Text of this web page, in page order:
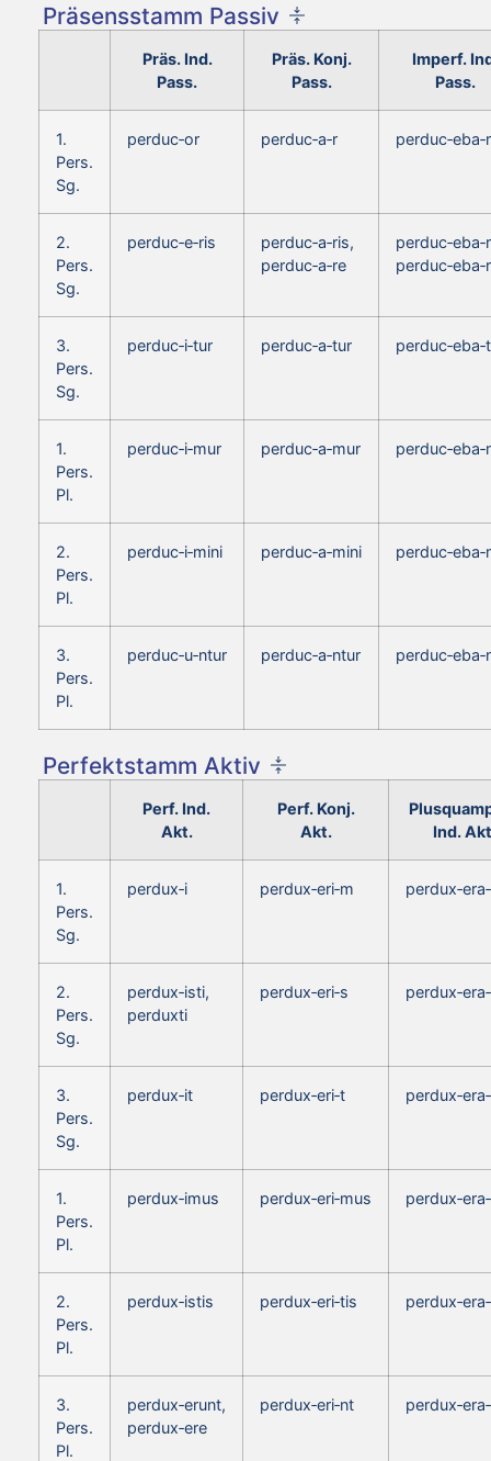
Präsensstamm Passiv
Präs. Ind.
Pass.
Präs. Konj.
Pass.
Imperf.
Pass.
1.
Pers.
Sg.
perduc‑or perduc‑a‑r perduc‑eba‑r
2.
Pers.
Sg.
perduc‑e‑ris
perduc‑a‑ris,
perduc‑a‑re
3.
Pers.
Sg.
perduc‑i‑tur perduc‑a‑tur
1.
Pers.
Pl.
perduc‑i‑mur perduc‑a‑mur
2.
Pers.
Pl.
perduc‑i‑mini perduc‑a‑mini
3.
Pers.
Pl.
perduc‑u‑ntur perduc‑a‑ntur
Perfektstamm Aktiv
Perf. Ind.
Akt.
Perf. Konj.
Akt.
Ind.
1.
Pers.
Sg.
perdux‑i perdux‑eri‑m
2.
Pers.
Sg.
perdux‑isti,
perduxti
perdux‑eri‑s
3.
Pers.
Sg.
perdux‑it perdux‑eri‑t
1.
Pers.
Pl.
perdux‑imus perdux‑eri‑mus
2.
Pers.
Pl.
perdux‑istis perdux‑eri‑tis
3.
Pers.
Pl.
perdux‑erunt,
perdux‑ere
perdux‑eri‑nt